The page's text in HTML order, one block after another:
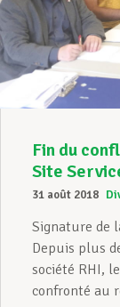
Fin du
Site
31 août 2018
Signature de
Depuis plus
société RHI,
confronté au